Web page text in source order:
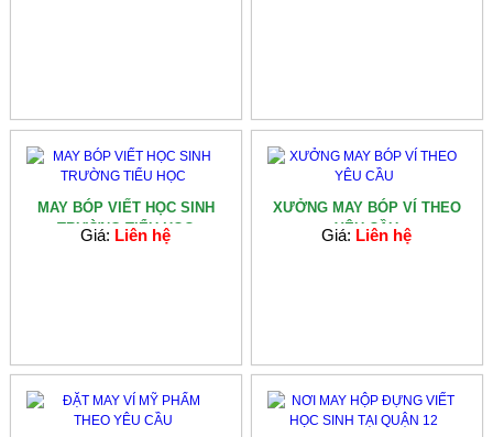
MAY BÓP VIẾT HỌC SINH
TRƯỜNG TIỂU HỌC
Giá: Liên hệ
XƯỞNG MAY BÓP VÍ THEO
YÊU CẦU
Giá: Liên hệ